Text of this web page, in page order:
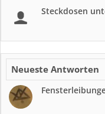
Steckdosen
Neueste Antworten